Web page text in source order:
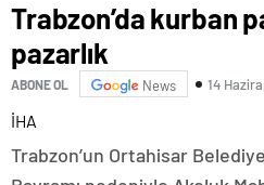
Trabzon’da kurban
pazarlık
ABONE OL News 14
İHA
Trabzon’un Ortahisar